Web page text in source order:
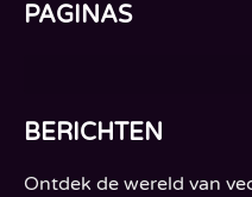
PAGINAS
BERICHTEN
Ontdek de wereld van